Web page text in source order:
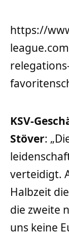
https://
KSV-
Stöver:
verteidigt.
Halbzeit
die zweite
uns keine